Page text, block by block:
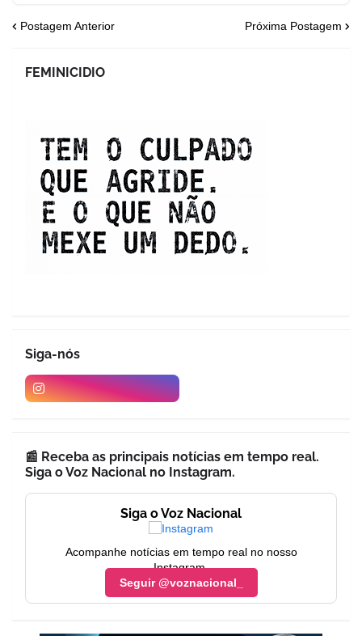
Postagem Anterior Próxima Postagem
FEMINICIDIO
Siga-nós
📰 Receba as principais notícias em tempo real.
Siga o Voz Nacional no Instagram.
Siga o Voz Nacional
Acompanhe notícias em tempo real no nosso
Instagram.
Seguir @voznacional_